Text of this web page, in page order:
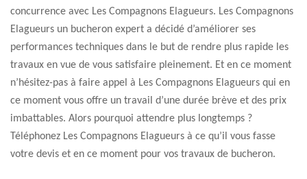
concurrence avec Les Compagnons Elagueurs. Les Compagnons
Elagueurs un bucheron expert a décidé d’améliorer ses
performances techniques dans le but de rendre plus rapide les
travaux en vue de vous satisfaire pleinement. Et en ce moment
n’hésitez-pas à faire appel à Les Compagnons Elagueurs qui en
ce moment vous offre un travail d’une durée brève et des prix
imbattables. Alors pourquoi attendre plus longtemps ?
Téléphonez Les Compagnons Elagueurs à ce qu’il vous fasse
votre devis et en ce moment pour vos travaux de bucheron.